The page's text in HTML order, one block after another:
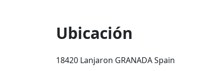
Ubicación
18420 Lanjaron GRANADA Spain